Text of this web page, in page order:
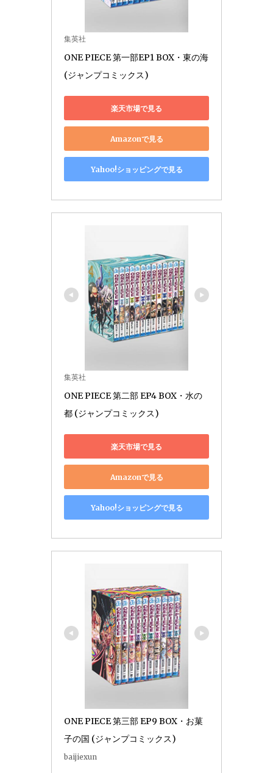
集英社
ONE PIECE 第一部EP1 BOX・東の海
(ジャンプコミックス)
楽天市場で見る
Amazonで見る
Yahoo!ショッピングで見る
集英社
ONE PIECE 第二部 EP4 BOX・水の
都 (ジャンプコミックス)
楽天市場で見る
Amazonで見る
Yahoo!ショッピングで見る
ONE PIECE 第三部 EP9 BOX・お菓
子の国 (ジャンプコミックス)
baijiexun